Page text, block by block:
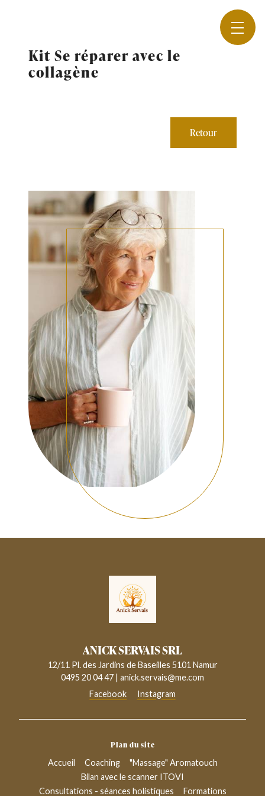
Kit Se réparer avec le
collagène
Retour
ANICK SERVAIS SRL
12/11 Pl. des Jardins de Baseilles 5101 Namur
0495 20 04 47 | anick.servais@me.com
Facebook
Instagram
Plan du site
Accueil
Coaching
"Massage" Aromatouch
Bilan avec le scanner ITOVI
Consultations - séances holistiques
Formations